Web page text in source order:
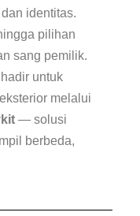
identitas.
pilihan
sang pemilik.
hadir untuk
melalui
— solusi
berbeda,